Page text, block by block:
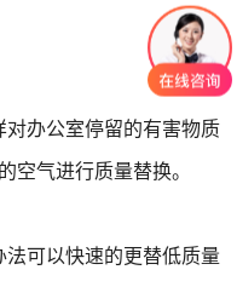
对办公室停留的有害物质
空气进行质量替换。
可以快速的更替低质量